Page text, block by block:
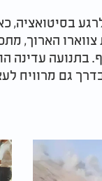
בסיטואציה,
הארוך,
בתנועה עדינה
גם מרוויח